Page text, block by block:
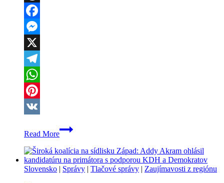
Threads
Facebook
Messenger
X
Telegram
WhatsApp
Pinterest
Read More
Kandidátka
na
Ľubica
Bednárová
odpovedá
Slovensko | Správy | Tlačové správy | Zaujímavosti z regiónu